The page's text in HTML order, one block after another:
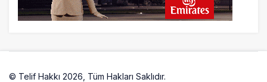
10 saat önce
© Telif Hakkı 2026, Tüm Hakları Saklıdır.